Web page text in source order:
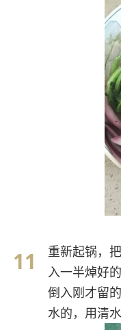
重新起锅，
入一半焯好
倒入刚才留
水的，用清